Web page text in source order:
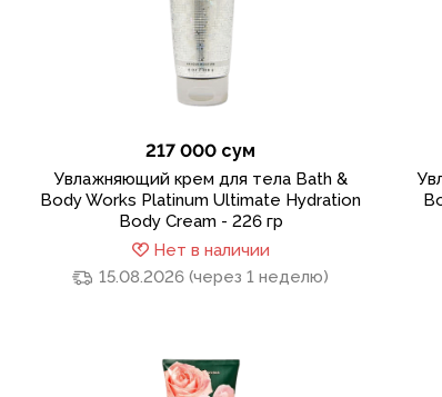
217 000 сум
Увлажняющий крем для тела Bath &
Body Works Platinum Ultimate Hydration
Body Cream - 226 гр
Нет в наличии
15.08.2026 (через 1 неделю)